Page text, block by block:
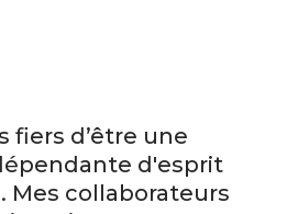
fiers d’être une
d'esprit
Mes collaborateurs